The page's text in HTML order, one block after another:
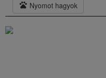
pets Nyomot hagyok